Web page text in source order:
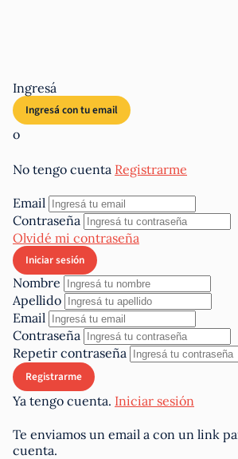
Ingresá
o
No tengo cuenta Registrarme
Email
Contraseña
Olvidé mi contraseña
Nombre
Apellido
Email
Contraseña
Repetir contraseña
Ya tengo cuenta. Iniciar sesión
Te enviamos un email a con un link
cuenta.